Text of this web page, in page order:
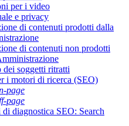
per i video
e privacy
di contenuti prodotti dalla
di contenuti non prodotti
dei soggetti ritratti
i motori di ricerca (SEO)
page
page
diagnostica SEO: Search